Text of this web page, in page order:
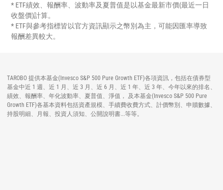
* ETF績效、報酬率、波動率及夏普值是以基金最新市價(最近一日
收盤價)計算。
* ETF與參考指標皆以官方資訊顯示之幣別為主，可能因匯率導致
報酬差異較大。
TAROBO 提供本基金(Invesco S&P 500 Pure Growth ETF)各項資訊，包括在債券型
基金中近 1 週、近 1 月、近 3 月、近 6 月、近 1 年、近 3 年、今年以來的排名、
績效、報酬率、年化波動率、夏普值、淨值， 及本基金(Invesco S&P 500 Pure
Growth ETF)各基本資料包括資產規模、手續費收費方式、計價幣別、申贖數據、
持股明細、月報、投資人須知、公開說明書...等等。